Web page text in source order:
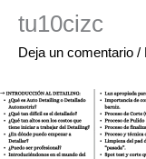
tu10cizc
Deja un comentario /